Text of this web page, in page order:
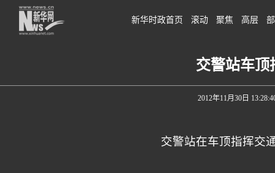
新华时政首页 滚动 聚焦 高层
交警站车顶
2012年11月30日
交警站在车顶指挥交通